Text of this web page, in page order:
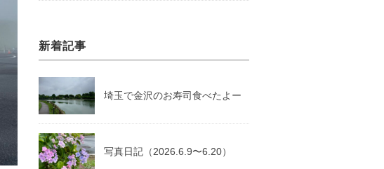
新着記事
埼玉で金沢のお寿司食べたよー
写真日記（2026.6.9〜6.20）